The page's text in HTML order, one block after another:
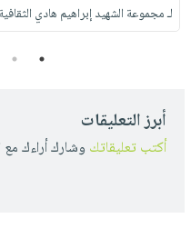
لـ مجموعة الشهيد إبراهيم هادي الثقافية
1
2
أبرز التعليقات
أكتب تعليقاتك وشارك أراءك مع